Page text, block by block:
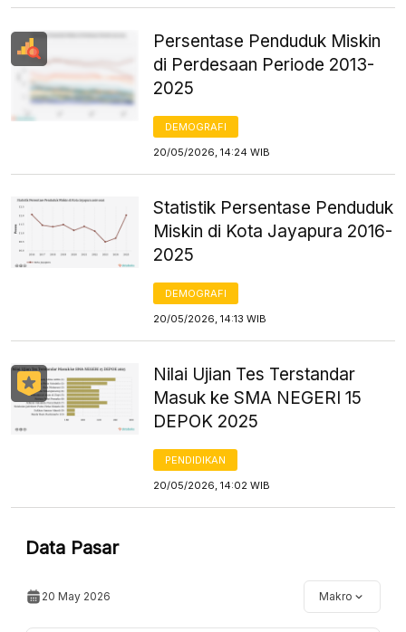
Persentase Penduduk Miskin
di Perdesaan Periode 2013-
2025
DEMOGRAFI
20/05/2026, 14:24 WIB
Statistik Persentase Penduduk
Miskin di Kota Jayapura 2016-
2025
DEMOGRAFI
20/05/2026, 14:13 WIB
Nilai Ujian Tes Terstandar
Masuk ke SMA NEGERI 15
DEPOK 2025
PENDIDIKAN
20/05/2026, 14:02 WIB
Data Pasar
20 May 2026 Makro